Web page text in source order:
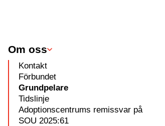
Om oss
Kontakt
Förbundet
Grundpelare
Tidslinje
Adoptionscentrums remissvar på
SOU 2025:61